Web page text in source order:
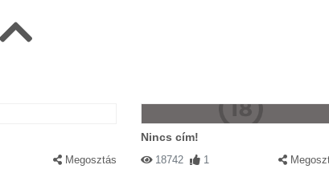
Megosztás
Nincs cím!
18742 1